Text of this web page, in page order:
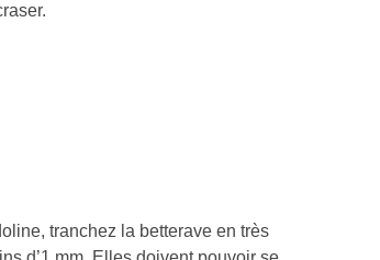
tranchez la betterave en très